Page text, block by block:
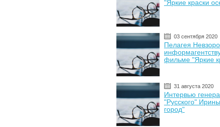
"Яркие краски
03 сентября 2020
Пелагея
фильме "Яркие
31 августа 2020
Интервью
"Русского"
город"